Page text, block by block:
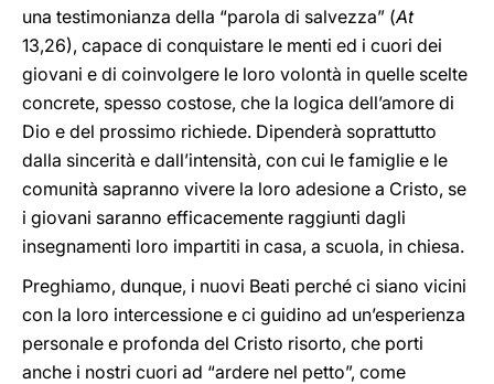
una testimonianza della “parola di salvezza” (At
13,26), capace di conquistare le menti ed i cuori dei
giovani e di coinvolgere le loro volontà in quelle scelte
concrete, spesso costose, che la logica dell’amore di
Dio e del prossimo richiede. Dipenderà soprattutto
dalla sincerità e dall’intensità, con cui le famiglie e le
comunità sapranno vivere la loro adesione a Cristo, se
i giovani saranno efficacemente raggiunti dagli
insegnamenti loro impartiti in casa, a scuola, in chiesa.
Preghiamo, dunque, i nuovi Beati perché ci siano vicini
con la loro intercessione e ci guidino ad un’esperienza
personale e profonda del Cristo risorto, che porti
anche i nostri cuori ad “ardere nel petto”, come